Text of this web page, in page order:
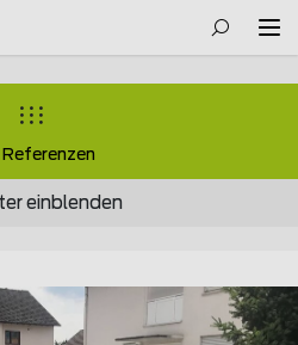
einblenden